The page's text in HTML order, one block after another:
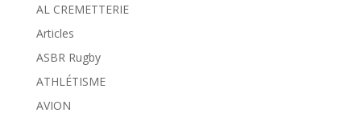
AL CREMETTERIE
Articles
ASBR Rugby
ATHLÉTISME
AVION